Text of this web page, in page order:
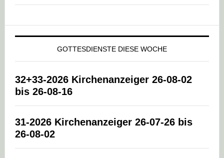
GOTTESDIENSTE DIESE WOCHE
32+33-2026 Kirchenanzeiger 26-08-02
bis 26-08-16
31-2026 Kirchenanzeiger 26-07-26 bis
26-08-02